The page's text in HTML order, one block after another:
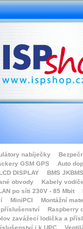
nabíječky
GSM GPS
Auto
DISPLAY
BMS
obvody
Kabely
po síti 230V - 85 Mbit
MiniPCI
Montážní
Raspberry
zavážecí lodička a přísl
i k UPC